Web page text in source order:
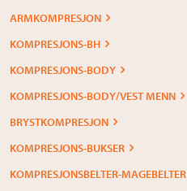
ARMKOMPRESJON
KOMPRESJONS-BH
KOMPRESJONS-BODY
KOMPRESJONS-BODY/VEST MENN
BRYSTKOMPRESJON
KOMPRESJONS-BUKSER
KOMPRESJONSBELTER-MAGEBELTER